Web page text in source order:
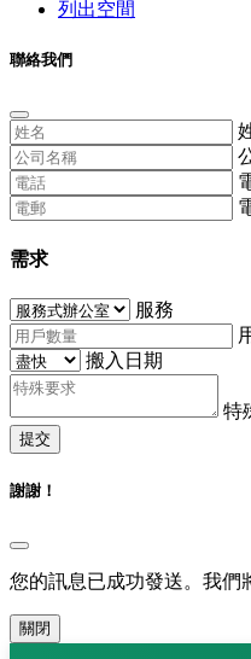
列出空間
聯絡我們
需求
服務
搬入日期
特
提交
謝謝！
您的訊息已成功發送。我們
關閉